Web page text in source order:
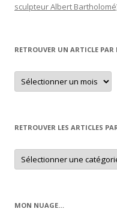
sculpteur Albert
RETROUVER UN ARTICLE PAR
Retrouver
un
article
RETROUVER LES ARTICLES
Retrouver
les
articles
MON NUAGE…